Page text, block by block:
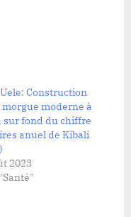
Construction
morgue moderne à
sur fond du chiffre
anuel de Kibali
2023